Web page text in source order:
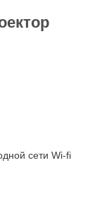
сети Wi-fi